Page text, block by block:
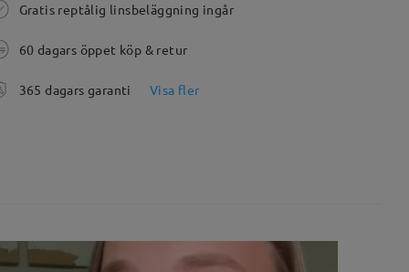
Gratis reptålig linsbeläggning ingår
60 dagars öppet köp & retur
365 dagars garanti Visa fler